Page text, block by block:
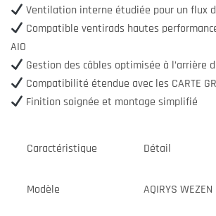
Ventilation interne étudiée pour un flux
Compatible ventirads hautes
AIO
Gestion des câbles optimisée à l’arrière
Compatibilité étendue avec les CARTE
Finition soignée et montage simplifié
Caractéristique Détail
Modèle AQIRYS